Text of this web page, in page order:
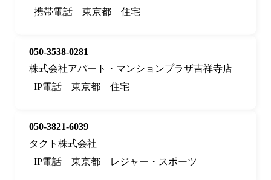
携帯電話
東京都 住宅
050-3538-0281
株式会社アパート・マンションプラザ吉祥寺店
IP電話
東京都 住宅
050-3821-6039
タクト株式会社
IP電話
東京都 レジャー・スポーツ